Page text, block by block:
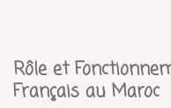
Rôle et
Français au Maroc